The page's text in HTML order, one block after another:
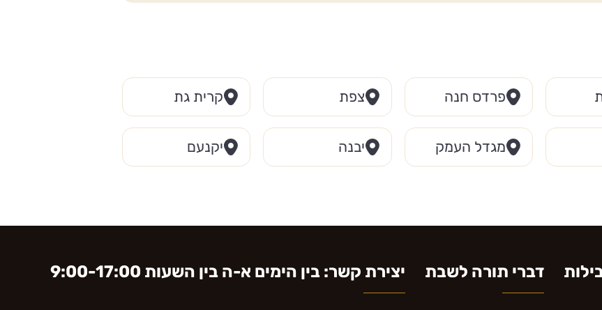
פרדס חנה צפת קרית גת
מגדל העמק יבנה יקנעם
יצירת קשר: בין הימים א-ה בין השעות 9:00-17:00 דברי תורה לשבת